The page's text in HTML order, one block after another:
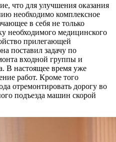
что для улучшения оказания
необходимо комплексное
в себя не только
необходимого медицинского
прилегающей
поставил задачу по
входной группы и
В настоящее время уже
работ. Кроме того
отремонтировать дорогу во
подъезда машин скорой